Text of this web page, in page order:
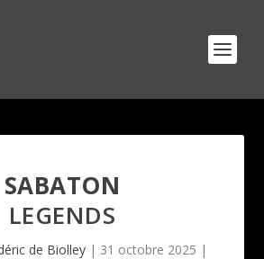
SABATON
LEGENDS
de Biolley| 31 octobre 2025 |